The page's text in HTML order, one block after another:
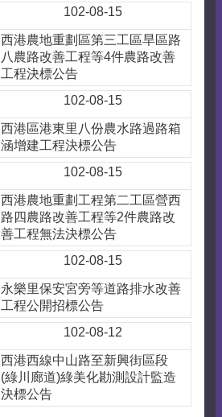
102-08-15
西港農地重劃區第三工區旱區路
八農路改善工程等4件農路改善
工程決標公告
102-08-15
西港區港東里八份農水路過路箱
涵增建工程決標公告
102-08-15
西港農地重劃工程第二工區營西
路四農路改善工程等2件農路改
善工程無法決標公告
102-08-15
永樂里保安宮旁等道路排水改善
工程公開招標公告
102-08-12
西港西線中山路至新興街區段
(綠川廊道)綠美化勘測設計監造
決標公告